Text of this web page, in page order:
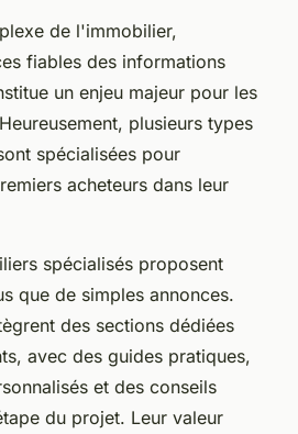
de l'immobilier,
fiables des informations
un enjeu majeur pour les
plusieurs types
spécialisées pour
acheteurs dans leur
spécialisés proposent
que de simples annonces.
des sections dédiées
avec des guides pratiques,
et des conseils
du projet. Leur valeur